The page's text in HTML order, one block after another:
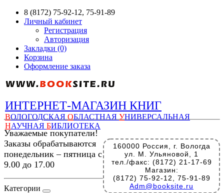
8 (8172) 75-92-12, 75-91-89
Личный кабинет
Регистрация
Авторизация
Закладки (0)
Корзина
Оформление заказа
ИНТЕРНЕТ-МАГАЗИН КНИГ
ВОЛОГОДСКАЯ ОБЛАСТНАЯ УНИВЕРСАЛЬНАЯ
НАУЧНАЯ БИБЛИОТЕКА
160000 Россия, г. Вологда
ул. М. Ульяновой, 1
тел./факс: (8172) 21-17-69
Магазин:
(8172) 75-92-12, 75-91-89
Adm@booksite.ru
Уважаемые покупатели!
Заказы обрабатываются
понедельник – пятница с
9.00 до 17.00
Категории